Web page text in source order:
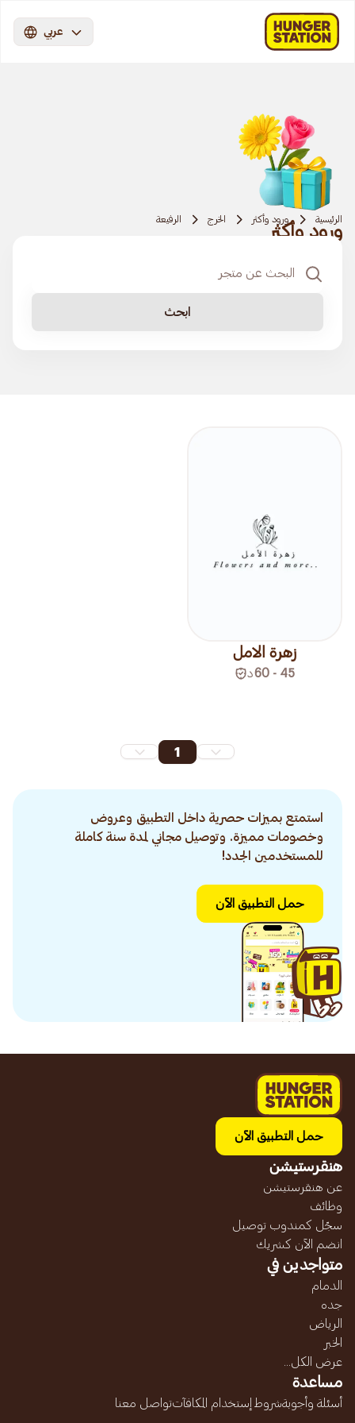
عربي
الرئيسية ورود وأكثر الخرج الرفيعة
ورود وأكثر
ابحث
زهرة الامل
45 - 60 د
1
استمتع بميزات حصرية داخل التطبيق وعروض
وخصومات مميزة. وتوصيل مجاني لمدة سنة كاملة
للمستخدمين الجدد!
حمل التطبيق الآن
حمل التطبيق الآن
هنقرستيشن
عن هنقرستيشن
وظائف
سجّل كمندوب توصيل
انضم الآن كشريك
متواجدين في
الدمام
جده
الرياض
الخبر
عرض الكل...
مساعدة
أسئلة وأجوبةشروط إستخدام المكافآتتواصل معنا